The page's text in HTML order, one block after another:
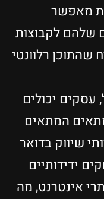
מאפשר
שלהם לקבוצות
שהתוכן רלוונטי
עסקים יכולים
המתאים
שיווק בדואר
ידידותיים
אינטרנט, מה